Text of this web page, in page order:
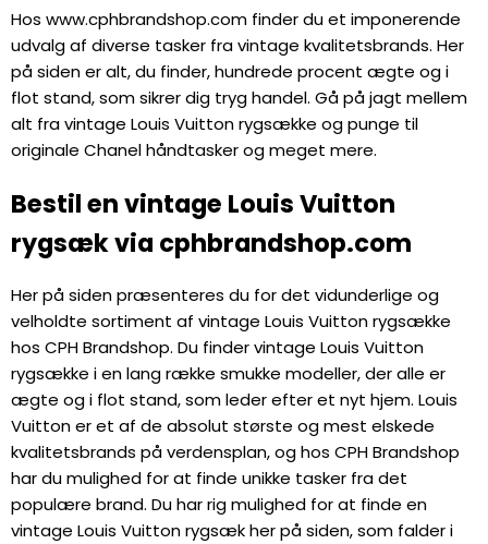
Hos www.cphbrandshop.com finder du et imponerende
udvalg af diverse tasker fra vintage kvalitetsbrands. Her
på siden er alt, du finder, hundrede procent ægte og i
flot stand, som sikrer dig tryg handel. Gå på jagt mellem
alt fra vintage Louis Vuitton rygsække og punge til
originale Chanel håndtasker og meget mere.
Bestil en vintage Louis Vuitton
rygsæk via cphbrandshop.com
Her på siden præsenteres du for det vidunderlige og
velholdte sortiment af vintage Louis Vuitton rygsække
hos CPH Brandshop. Du finder vintage Louis Vuitton
rygsække i en lang række smukke modeller, der alle er
ægte og i flot stand, som leder efter et nyt hjem. Louis
Vuitton er et af de absolut største og mest elskede
kvalitetsbrands på verdensplan, og hos CPH Brandshop
har du mulighed for at finde unikke tasker fra det
populære brand. Du har rig mulighed for at finde en
vintage Louis Vuitton rygsæk her på siden, som falder i